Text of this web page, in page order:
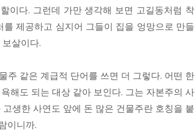
이다. 그런데 가만 생각해 보면 고길동처럼 착
제공하고 심지어 그들이 집을 엉망으로 만들
살이다.
주 같은 계급적 단어를 쓰면 더 그렇다. 어떤 한
해도 되는 대상 같아 보인다. 그는 자본주의 사
생한 사연도 앞에 돈 많은 건물주란 호칭을 붙
이니까.